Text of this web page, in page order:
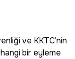
ve KKTC’nin
bir eyleme